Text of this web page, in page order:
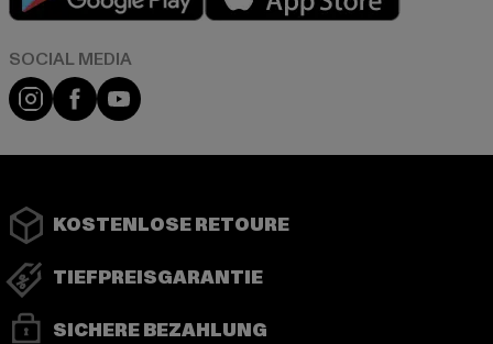
Instagram
FacebookYouTube
KOSTENLOSE RETOURE
TIEFPREISGARANTIE
SICHERE BEZAHLUNG